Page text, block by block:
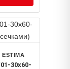
ESTIMA
30x60-